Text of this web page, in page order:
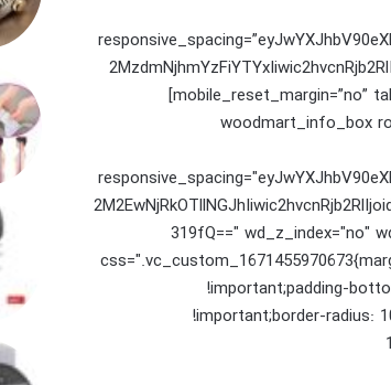
mobile_reset_margin=”no” tablet_reset_margin=”no” wd_z_index=”no” offset=”vc_col-lg-3 vc_col-md-3″]
[woodmart_info_box
319fQ==" wd_z_index="no"
!important;padding-
!important;border-radius: